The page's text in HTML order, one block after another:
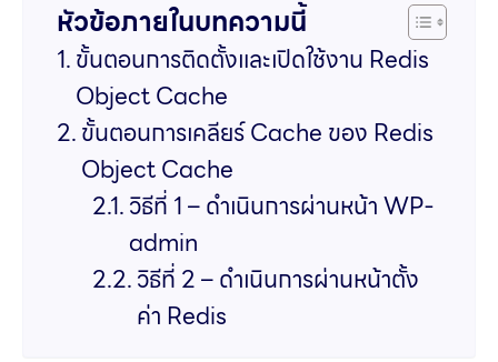
หัวข้อภายในบทความนี้
ขั้นตอนการติดตั้งและเปิดใช้งาน Redis
Object Cache
ขั้นตอนการเคลียร์ Cache ของ Redis
Object Cache
วิธีที่ 1 – ดำเนินการผ่านหน้า WP-
admin
วิธีที่ 2 – ดำเนินการผ่านหน้าตั้ง
ค่า Redis